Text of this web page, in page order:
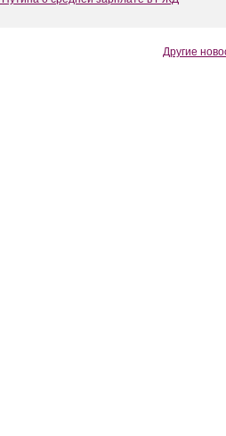
Другие